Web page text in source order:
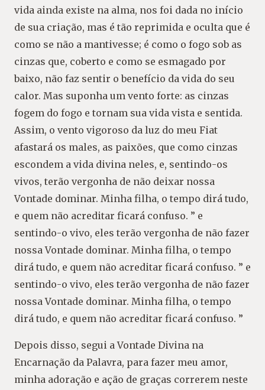
vida ainda existe na alma, nos foi dada no início
de sua criação, mas é tão reprimida e oculta que é
como se não a mantivesse; é como o fogo sob as
cinzas que, coberto e como se esmagado por
baixo, não faz sentir o benefício da vida do seu
calor. Mas suponha um vento forte: as cinzas
fogem do fogo e tornam sua vida vista e sentida.
Assim, o vento vigoroso da luz do meu Fiat
afastará os males, as paixões, que como cinzas
escondem a vida divina neles, e, sentindo-os
vivos, terão vergonha de não deixar nossa
Vontade dominar. Minha filha, o tempo dirá tudo,
e quem não acreditar ficará confuso. ” e
sentindo-o vivo, eles terão vergonha de não fazer
nossa Vontade dominar. Minha filha, o tempo
dirá tudo, e quem não acreditar ficará confuso. ” e
sentindo-o vivo, eles terão vergonha de não fazer
nossa Vontade dominar. Minha filha, o tempo
dirá tudo, e quem não acreditar ficará confuso. ”
Depois disso, segui a Vontade Divina na
Encarnação da Palavra, para fazer meu amor,
minha adoração e ação de graças correrem neste